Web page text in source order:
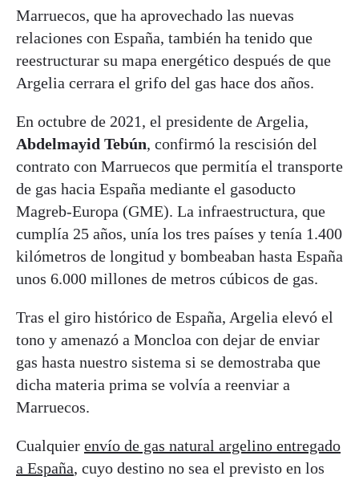
Marruecos, que ha aprovechado las nuevas
relaciones con España, también ha tenido que
reestructurar su mapa energético después de que
Argelia cerrara el grifo del gas hace dos años.
En octubre de 2021, el presidente de Argelia,
Abdelmayid Tebún, confirmó la rescisión del
contrato con Marruecos que permitía el transporte
de gas hacia España mediante el gasoducto
Magreb-Europa (GME). La infraestructura, que
cumplía 25 años, unía los tres países y tenía 1.400
kilómetros de longitud y bombeaban hasta España
unos 6.000 millones de metros cúbicos de gas.
Tras el giro histórico de España, Argelia elevó el
tono y amenazó a Moncloa con dejar de enviar
gas hasta nuestro sistema si se demostraba que
dicha materia prima se volvía a reenviar a
Marruecos.
Cualquier envío de gas natural argelino entregado
a España, cuyo destino no sea el previsto en los